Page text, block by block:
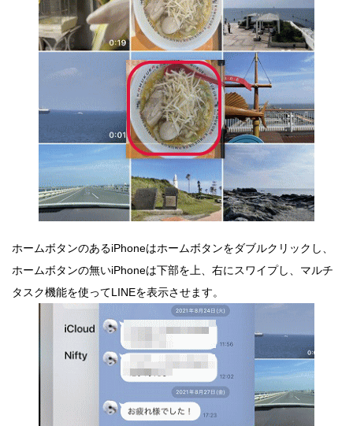
ホームボタンのあるiPhoneはホームボタンをダブルクリックし、
ホームボタンの無いiPhoneは下部を上、右にスワイプし、マルチ
タスク機能を使ってLINEを表示させます。